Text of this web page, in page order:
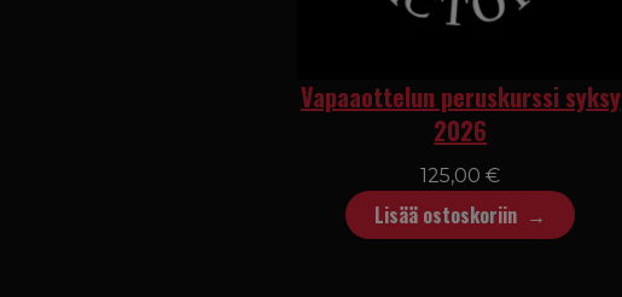
Vapaaottelun peruskurssi syksy
2026
125,00€
Lisää ostoskoriin